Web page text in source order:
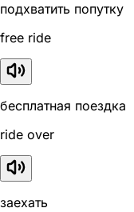
подхватить попутку
free ride
бесплатная поездка
ride over
заехать